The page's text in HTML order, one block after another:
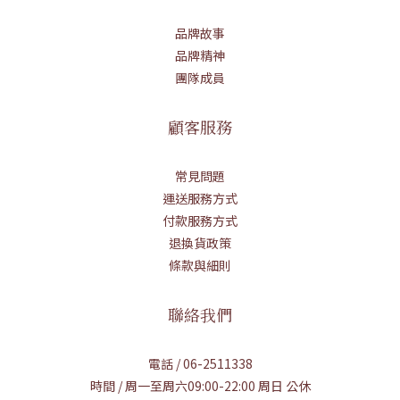
品牌故事
品牌精神
團隊成員
顧客服務
常見問題
運送服務方式
付款服務方式
退換貨政策
條款與細則
聯絡我們
電話 / 06-2511338
時間 / 周一至周六09:00-22:00 周日 公休